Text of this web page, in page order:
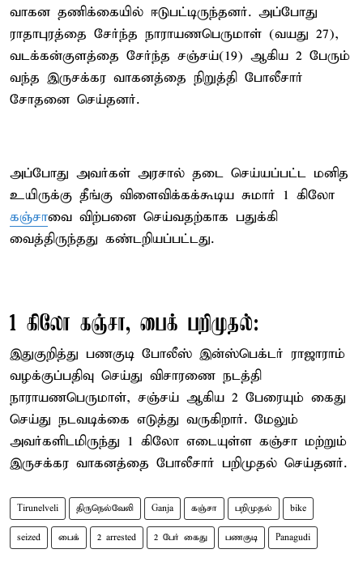
வாகன தணிக்கையில் ஈடுபட்டிருந்தனர். அப்போது
ராதாபுரத்தை சேர்ந்த நாராயணபெருமாள் (வயது 27),
வடக்கன்குளத்தை சேர்ந்த சஞ்சய்(19) ஆகிய 2 பேரும்
வந்த இருசக்கர வாகனத்தை நிறுத்தி போலீசார்
சோதனை செய்தனர்.
அப்போது அவர்கள் அரசால் தடை செய்யப்பட்ட மனித
உயிருக்கு தீங்கு விளைவிக்கக்கூடிய சுமார் 1 கிலோ
கஞ்சாவை விற்பனை செய்வதற்காக பதுக்கி
வைத்திருந்தது கண்டறியப்பட்டது.
1 கிலோ கஞ்சா, பைக் பறிமுதல்:
இதுகுறித்து பணகுடி போலீஸ் இன்ஸ்பெக்டர் ராஜாராம்
வழக்குப்பதிவு செய்து விசாரணை நடத்தி
நாராயணபெருமாள், சஞ்சய் ஆகிய 2 பேரையும் கைது
செய்து நடவடிக்கை எடுத்து வருகிறார். மேலும்
அவர்களிடமிருந்து 1 கிலோ எடையுள்ள கஞ்சா மற்றும்
இருசக்கர வாகனத்தை போலீசார் பறிமுதல் செய்தனர்.
Tirunelveli திருநெல்வேலி Ganja கஞ்சா பறிமுதல் bike
seized பைக் 2 arrested 2 பேர் கைது பணகுடி Panagudi